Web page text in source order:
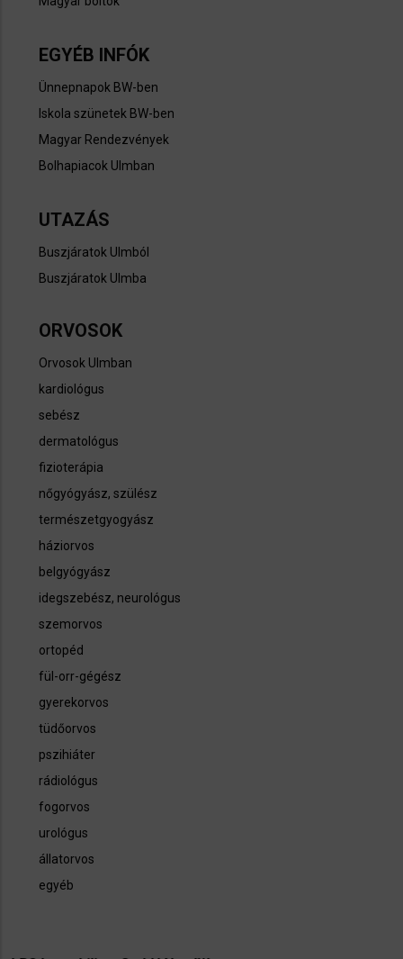
EGYÉB INFÓK
Ünnepnapok BW-ben
Iskola szünetek BW-ben​
Magyar Rendezvények
Bolhapiacok Ulmban
UTAZÁS
Buszjáratok Ulmból
Buszjáratok Ulmba
ORVOSOK
Orvosok Ulmban
kardiológus
sebész
dermatológus
fizioterápia
nőgyógyász, szülész
természetgyogyász
háziorvos
belgyógyász
idegszebész, neurológus
szemorvos
ortopéd
fül-orr-gégész
gyerekorvos
tüdőorvos
pszihiáter
rádiológus
fogorvos
urológus
állatorvos
egyéb